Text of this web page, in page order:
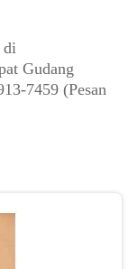
di
Gudang
7459 (Pesan